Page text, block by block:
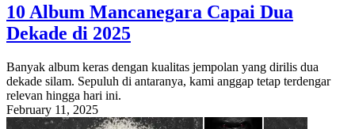
10 Album Mancanegara Capai Dua
Dekade di 2025
Banyak album keras dengan kualitas jempolan yang dirilis dua
dekade silam. Sepuluh di antaranya, kami anggap tetap terdengar
relevan hingga hari ini.
February 11, 2025